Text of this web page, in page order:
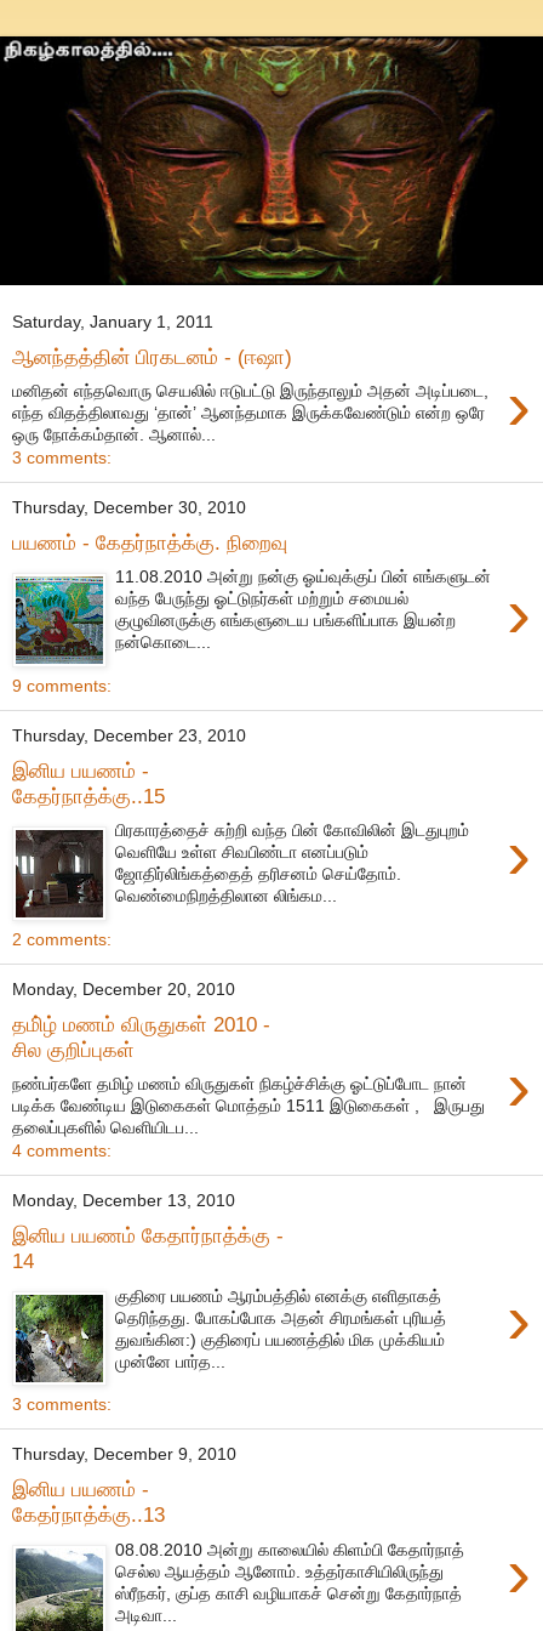
Saturday, January 1, 2011
ஆனந்தத்தின் பிரகடனம் - (ஈஷா)
›
மனிதன் எந்தவொரு செயலில் ஈடுபட்டு இருந்தாலும் அதன் அடிப்படை,
எந்த விதத்திலாவது ‘தான்’ ஆனந்தமாக இருக்கவேண்டும் என்ற ஒரே
ஒரு நோக்கம்தான். ஆனால்...
3 comments:
Thursday, December 30, 2010
பயணம் - கேதர்நாத்க்கு. நிறைவு
›
11.08.2010 அன்று நன்கு ஓய்வுக்குப் பின் எங்களுடன்
வந்த பேருந்து ஓட்டுநர்கள் மற்றும் சமையல்
குழுவினருக்கு எங்களுடைய பங்களிப்பாக இயன்ற
நன்கொடை...
9 comments:
Thursday, December 23, 2010
இனிய பயணம் -
கேதர்நாத்க்கு..15
›
பிரகாரத்தைச் சுற்றி வந்த பின் கோவிலின் இடதுபுறம்
வெளியே உள்ள சிவபிண்டா எனப்படும்
ஜோதிர்லிங்கத்தைத் தரிசனம் செய்தோம்.
வெண்மைநிறத்திலான லிங்கம...
2 comments:
Monday, December 20, 2010
தமி்ழ் மணம் விருதுகள் 2010 -
சில குறிப்புகள்
›
நண்பர்களே தமிழ் மணம் விருதுகள் நிகழ்ச்சிக்கு ஓட்டுப்போட நான்
படிக்க வேண்டிய இடுகைகள் மொத்தம் 1511 இடுகைகள் , இருபது
தலைப்புகளில் வெளியிடப...
4 comments:
Monday, December 13, 2010
இனிய பயணம் கேதார்நாத்க்கு -
14
›
குதிரை பயணம் ஆரம்பத்தில் எனக்கு எளிதாகத்
தெரிந்தது. போகப்போக அதன் சிரமங்கள் புரியத்
துவங்கின:) குதிரைப் பயணத்தில் மிக முக்கியம்
முன்னே பார்த...
3 comments:
Thursday, December 9, 2010
இனிய பயணம் -
கேதர்நாத்க்கு..13
›
08.08.2010 அன்று காலையில் கிளம்பி கேதார்நாத்
செல்ல ஆயத்தம் ஆனோம். உத்தர்காசியிலிருந்து
ஸ்ரீநகர், குப்த காசி வழியாகச் சென்று கேதார்நாத்
அடிவா...